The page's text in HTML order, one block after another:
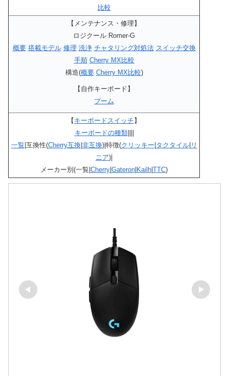
比較
【メンテナンス・修理】
ロジクール Romer-G
概要 搭載モデル 修理 洗浄 チャタリング対処法 スイッチ交換
手順 Cherry MX比較
構造(概要 Cherry MX比較)
【自作キーボード】
ブーム
【 キーボードスイッチ 】
キーボードの種類||||
一覧 |互換性(Cherry互換| 非互換)|特徴(クリッキー タクタイル| リ
ニア)|
メーカー別(一覧| Cherry Gateron Kailh TTC)